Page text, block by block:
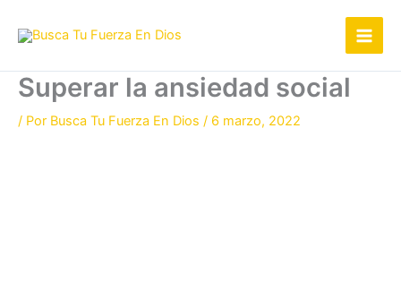
Superar la ansiedad social
/ Por Busca Tu Fuerza En Dios / 6 marzo, 2022